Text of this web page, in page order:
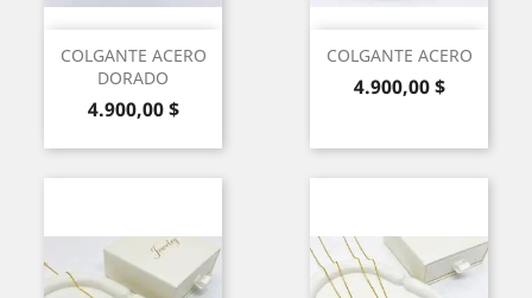
COLGANTE ACERO
DORADO
Precio
4.900,00 $
COLGANTE ACERO
Precio
4.900,00 $